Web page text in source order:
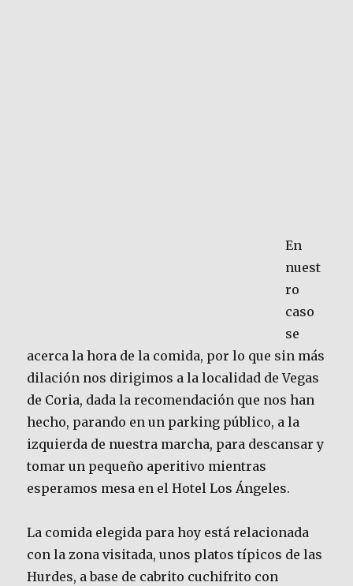
En
nuest
ro
caso
se
acerca la hora de la comida, por lo que sin más
dilación nos dirigimos a la localidad de Vegas
de Coria, dada la recomendación que nos han
hecho, parando en un parking público, a la
izquierda de nuestra marcha, para descansar y
tomar un pequeño aperitivo mientras
esperamos mesa en el Hotel Los Ángeles.
La comida elegida para hoy está relacionada
con la zona visitada, unos platos típicos de las
Hurdes, a base de cabrito cuchifrito con